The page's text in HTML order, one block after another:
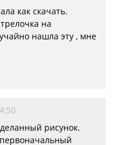
как скачать.
на
нашла эту , мне
рисунок.